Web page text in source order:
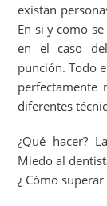
existan
En si y como
en el caso
punción. Todo
perfectamente
diferentes
¿Qué hacer?
Miedo al
¿ Cómo